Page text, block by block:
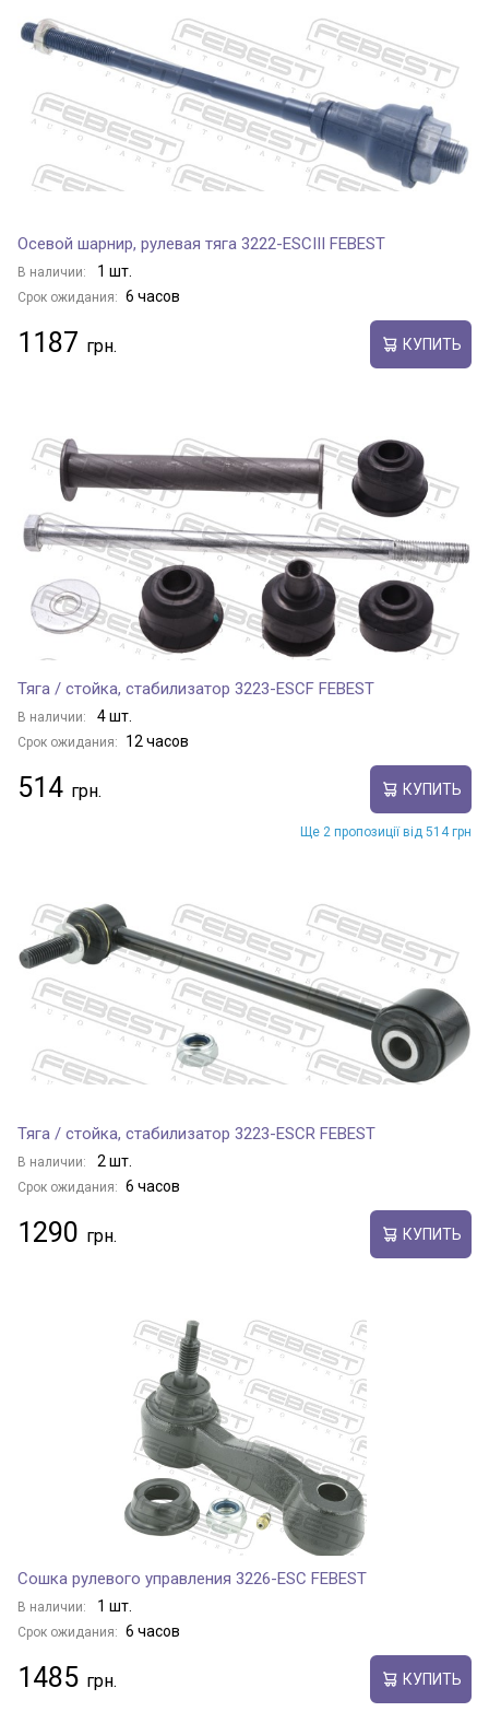
Осевой шарнир, рулевая тяга 3222-ESCIII FEBEST
В наличии: 1 шт.
Срок ожидания: 6 часов
1187 КУПИТЬ
Тяга / стойка, стабилизатор 3223-ESCF FEBEST
В наличии: 4 шт.
Срок ожидания: 12 часов
514 КУПИТЬ
Ще 2 пропозиції від 514 грн
Тяга / стойка, стабилизатор 3223-ESCR FEBEST
В наличии: 2 шт.
Срок ожидания: 6 часов
1290 КУПИТЬ
Сошка рулевого управления 3226-ESC FEBEST
В наличии: 1 шт.
Срок ожидания: 6 часов
1485 КУПИТЬ